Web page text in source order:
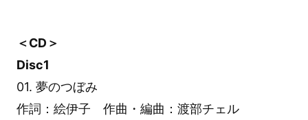
＜CD＞
Disc1
01. 夢のつぼみ
作詞：絵伊子 作曲・編曲：渡部チェル